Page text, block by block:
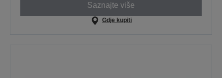
Saznajte više
Gdje kupiti